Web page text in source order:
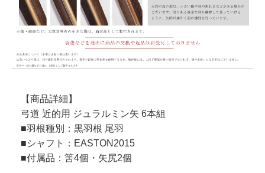
【商品詳細】
弓道 近的用 ジュラルミン矢 6本組
■羽根種別：黒羽根 尾羽
■シャフト：EASTON2015
■付属品：筈4個・矢尻2個